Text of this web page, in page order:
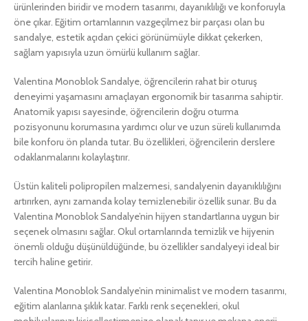
ürünlerinden biridir ve modern tasarımı, dayanıklılığı ve konforuyla
öne çıkar. Eğitim ortamlarının vazgeçilmez bir parçası olan bu
sandalye, estetik açıdan çekici görünümüyle dikkat çekerken,
sağlam yapısıyla uzun ömürlü kullanım sağlar.
Valentina Monoblok Sandalye, öğrencilerin rahat bir oturuş
deneyimi yaşamasını amaçlayan ergonomik bir tasarıma sahiptir.
Anatomik yapısı sayesinde, öğrencilerin doğru oturma
pozisyonunu korumasına yardımcı olur ve uzun süreli kullanımda
bile konforu ön planda tutar. Bu özellikleri, öğrencilerin derslere
odaklanmalarını kolaylaştırır.
Üstün kaliteli polipropilen malzemesi, sandalyenin dayanıklılığını
artırırken, aynı zamanda kolay temizlenebilir özellik sunar. Bu da
Valentina Monoblok Sandalye’nin hijyen standartlarına uygun bir
seçenek olmasını sağlar. Okul ortamlarında temizlik ve hijyenin
önemli olduğu düşünüldüğünde, bu özellikler sandalyeyi ideal bir
tercih haline getirir.
Valentina Monoblok Sandalye’nin minimalist ve modern tasarımı,
eğitim alanlarına şıklık katar. Farklı renk seçenekleri, okul